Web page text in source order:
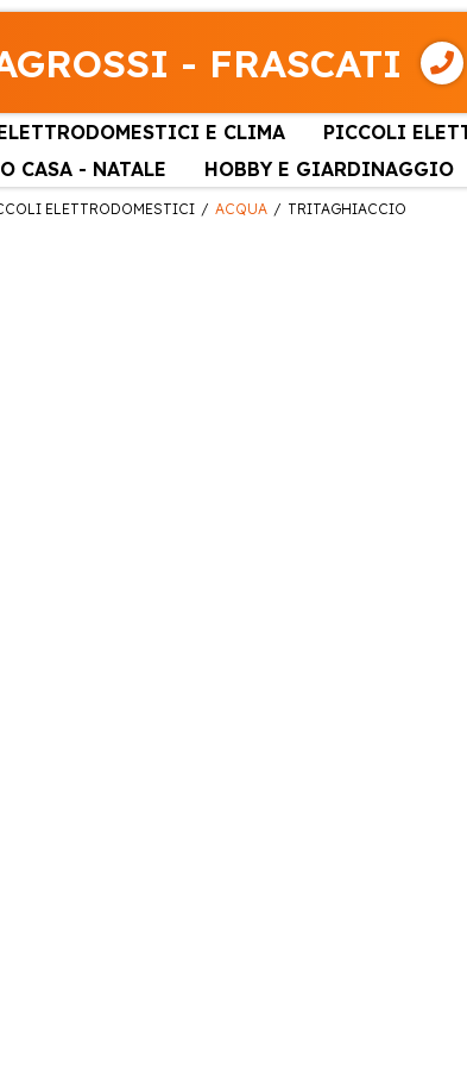
- FRASCATI
E CLIMA PICCOLI
CASA - NATALE
HOBBY E GIARDINAGGIO
ELETTRODOMESTICI ACQUA TRITAGHIACCIO